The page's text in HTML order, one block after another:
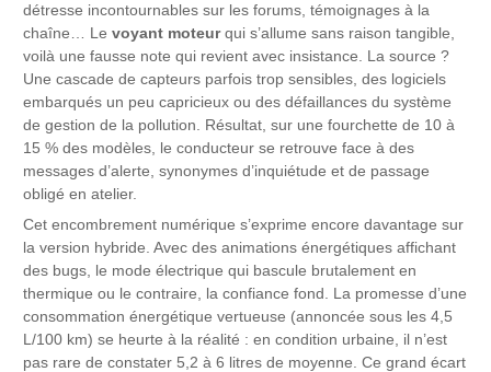
détresse incontournables sur les forums, témoignages à la
chaîne… Levoyant moteurqui s’allume sans raison tangible,
voilà une fausse note qui revient avec insistance. La source ?
Une cascade de capteurs parfois trop sensibles, des logiciels
embarqués un peu capricieux ou des défaillances du système
de gestion de la pollution. Résultat, sur une fourchette de 10 à
15 % des modèles, le conducteur se retrouve face à des
messages d’alerte, synonymes d’inquiétude et de passage
obligé en atelier.
Cet encombrement numérique s’exprime encore davantage sur
la version hybride. Avec des animations énergétiques affichant
des bugs, le mode électrique qui bascule brutalement en
thermique ou le contraire, la confiance fond. La promesse d’une
consommation énergétique vertueuse (annoncée sous les 4,5
L/100 km) se heurte à la réalité : en condition urbaine, il n’est
pas rare de constater 5,2 à 6 litres de moyenne. Ce grand écart